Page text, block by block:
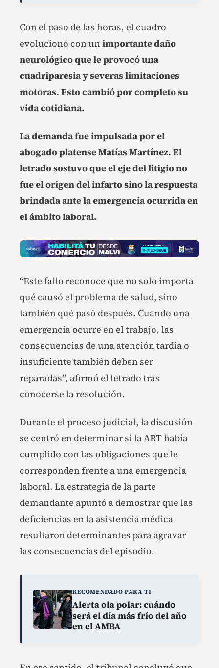
Con el paso de las horas, el cuadro
evolucionó con unimportante daño
neurológico que le provocó una
cuadriparesia y severas limitaciones
motoras. Esto cambió por completo su
vida cotidiana.
La demanda fue impulsada por el
abogado platense Matías Martínez. El
letrado sostuvo que el eje del litigio no
fue el origen del infarto sino la respuesta
brindada ante la emergencia ocurrida en
el ámbito laboral.
“Este fallo reconoce que no solo importa
qué causó el problema de salud, sino
también qué pasó después. Cuando una
emergencia ocurre en el trabajo, las
consecuencias de una atención tardía o
insuficiente también deben ser
reparadas”, afirmó el letrado tras
conocerse la resolución.
Durante el proceso judicial, la discusión
se centró en determinar si la ART había
cumplido con las obligaciones que le
corresponden frente a una emergencia
laboral. La estrategia de la parte
demandante apuntó a demostrar que las
deficiencias en la asistencia médica
resultaron determinantes para agravar
las consecuencias del episodio.
RECOMENDADO PARA TI
Alerta ola polar: cuándo
será el día más frío del año
en el AMBA